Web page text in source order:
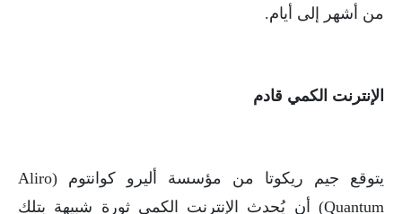
من أشهر إلى أيام.
الإنترنت الكمي قادم
يتوقع جيم ريكوتا من مؤسسة أليرو كوانتوم (Aliro
Quantum) أن يُحدث الإنترنت الكمي ثورة شبيهة بتلك